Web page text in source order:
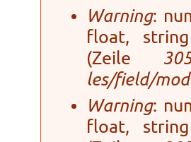
Warning:
float,
(Zeile
les/field/
Warning:
float,